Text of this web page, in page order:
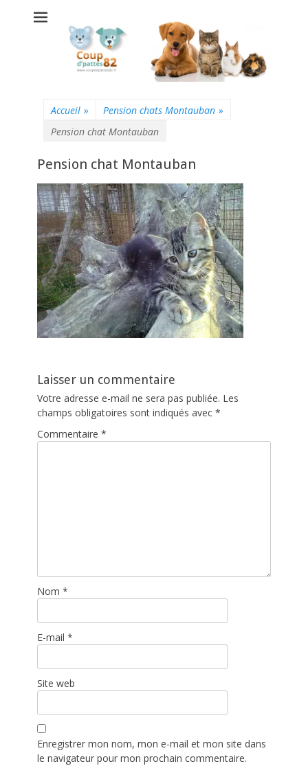
Coup d'pattes 82 -
Pension chats
chiens
Montauban
Accueil » Pension chats Montauban »
Pension chat Montauban
Pension chat Montauban
Laisser un commentaire
Votre adresse e-mail ne sera pas publiée. Les
champs obligatoires sont indiqués avec *
Commentaire *
Nom *
E-mail *
Site web
Enregistrer mon nom, mon e-mail et mon site dans
le navigateur pour mon prochain commentaire.